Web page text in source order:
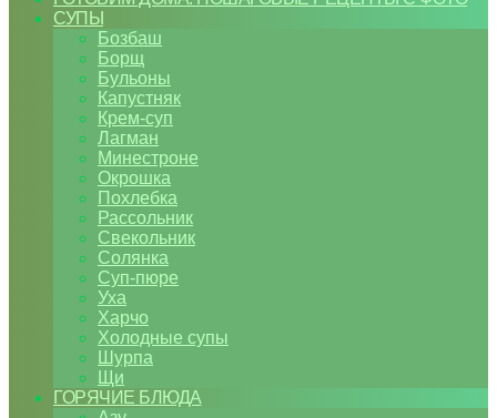
СУПЫ
Бозбаш
Борщ
Бульоны
Капустняк
Крем-суп
Лагман
Минестроне
Окрошка
Похлебка
Рассольник
Свекольник
Солянка
Суп-пюре
Уха
Харчо
Холодные супы
Шурпа
Щи
ГОРЯЧИЕ БЛЮДА